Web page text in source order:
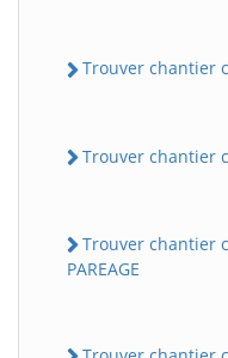
Trouver chantier
Trouver chantier
Trouver chantier
PAREAGE